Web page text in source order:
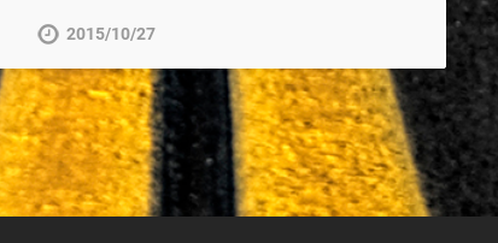
2015/10/27